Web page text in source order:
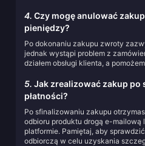
4. Czy mogę anulować
pieniędzy?
Po dokonaniu zakupu zwroty
jednak wystąpi problem z
działem obsługi klienta, a
5. Jak zrealizować zakup po
płatności?
Po sfinalizowaniu zakupu
odbioru produktu drogą e-mailową
platformie. Pamiętaj, aby
odbiorczą w celu uzyskania